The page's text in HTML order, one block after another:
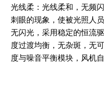
光线柔：光线柔和，无频
刺眼的现象，使被光照人
无闪光，采用稳定的恒流
度过渡均衡，无杂斑，无
度与噪音平衡模块，风机